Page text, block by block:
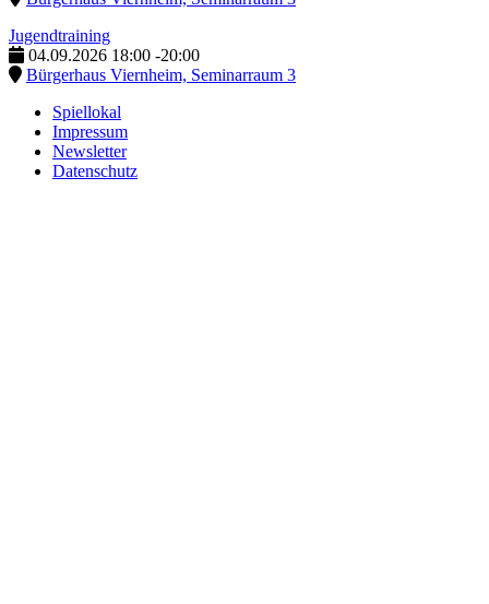
Jugendtraining
04.09.2026 18:00 -20:00
Bürgerhaus Viernheim, Seminarraum 3
Spiellokal
Impressum
Newsletter
Datenschutz